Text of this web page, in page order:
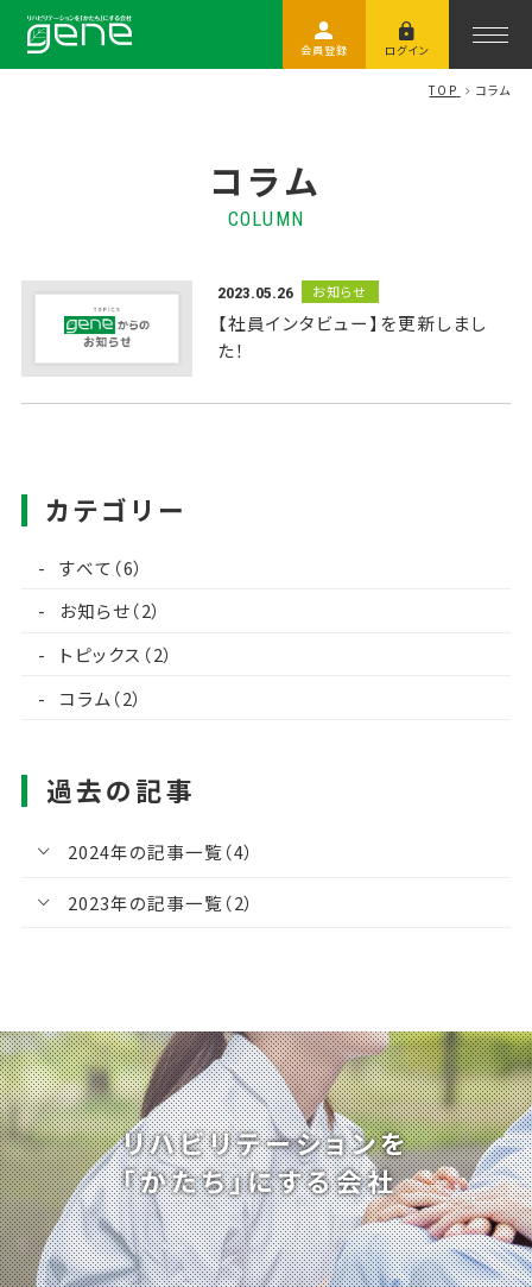
会員登録 ログイン
TOP コラム
コラム
COLUMN
2023.05.26 お知らせ
【社員インタビュー】を更新しまし
た！
カテゴリー
すべて（6）
お知らせ（2）
トピックス（2）
コラム（2）
過去の記事
2024年の記事一覧（4）
2023年の記事一覧（2）
リハビリテーションを
「かたち」にする会社